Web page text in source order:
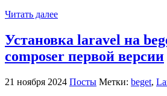
Читать далее
Установка laravel на
composer первой версии
21 ноября 2024 Посты Метки: beget,